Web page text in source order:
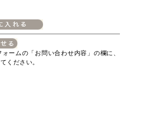
ームの「お問い合わせ内容」の欄に、
ください。